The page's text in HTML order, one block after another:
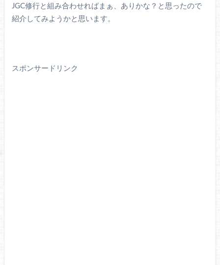
JGC修行と組み合わせればまぁ、ありかな？と思ったので
紹介してみようかと思います。
スポンサードリンク